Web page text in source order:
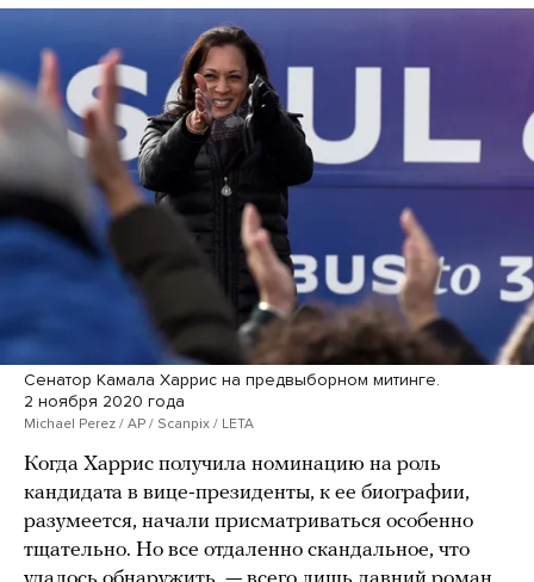
Сенатор Камала Харрис на предвыборном митинге.
2 ноября 2020 года
Michael Perez / AP / Scanpix / LETA
Когда Харрис получила номинацию на роль
кандидата в вице-президенты, к ее биографии,
разумеется, начали присматриваться особенно
тщательно. Но все отдаленно скандальное, что